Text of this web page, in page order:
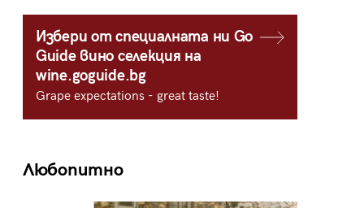
Избери от специалната ни Go
Guide вино селекция на
wine.goguide.bg
Grape expectations - great taste!
Любопитно